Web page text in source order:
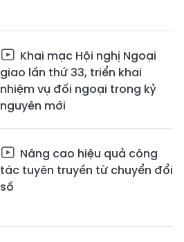
Khai mạc Hội nghị Ngoại
giao lần thứ 33, triển khai
nhiệm vụ đối ngoại trong kỷ
nguyên mới
Nâng cao hiệu quả công
tác tuyên truyền từ chuyển đổi
số